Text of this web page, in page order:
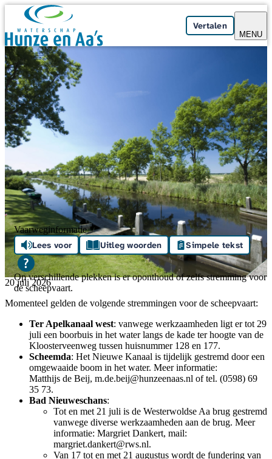
Skip navigation
Vertalen
MENU
Vaarweginformatie
Lees voor Uitleg woorden Simpele tekst
Op verschillende plekken is er oponthoud of zelfs stremming voor
de scheepvaart.
20 juli 2026
Momenteel gelden de volgende stremmingen voor de scheepvaart:
Ter Apelkanaal west: vanwege werkzaamheden ligt er tot 29
juli een boorbuis in het water langs de kade ter hoogte van de
Kloosterveenweg tussen huisnummer 128 en 177.
Scheemda: Het Nieuwe Kanaal is tijdelijk gestremd door een
omgewaaide boom in het water. Meer informatie:
Matthijs de Beij, m.de.beij@hunzeenaas.nl of tel. (0598) 69
35 73.
Bad Nieuweschans:
Tot en met 21 juli is de Westerwoldse Aa brug gestremd
vanwege diverse werkzaamheden aan de brug. Meer
informatie: Margriet Dankert, mail:
margriet.dankert@rws.nl.
Van 17 tot en met 21 augustus wordt de fundering van